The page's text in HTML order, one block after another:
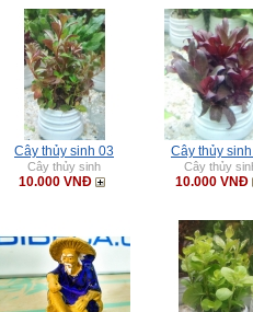
Cây thủy sinh 03
Cây thủy sinh
10.000 VNĐ
Cây thủy
Cây thủy
10.000 VNĐ